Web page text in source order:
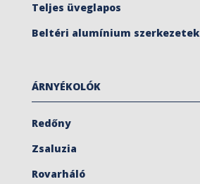
Teljes üveglapos
Beltéri alumínium szerkezetek
ÁRNYÉKOLÓK
Redőny
Zsaluzia
Rovarháló